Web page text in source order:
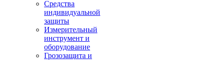
Средства
индивидуальной
защиты
Измерительный
инструмент и
оборудование
Грозозащита и